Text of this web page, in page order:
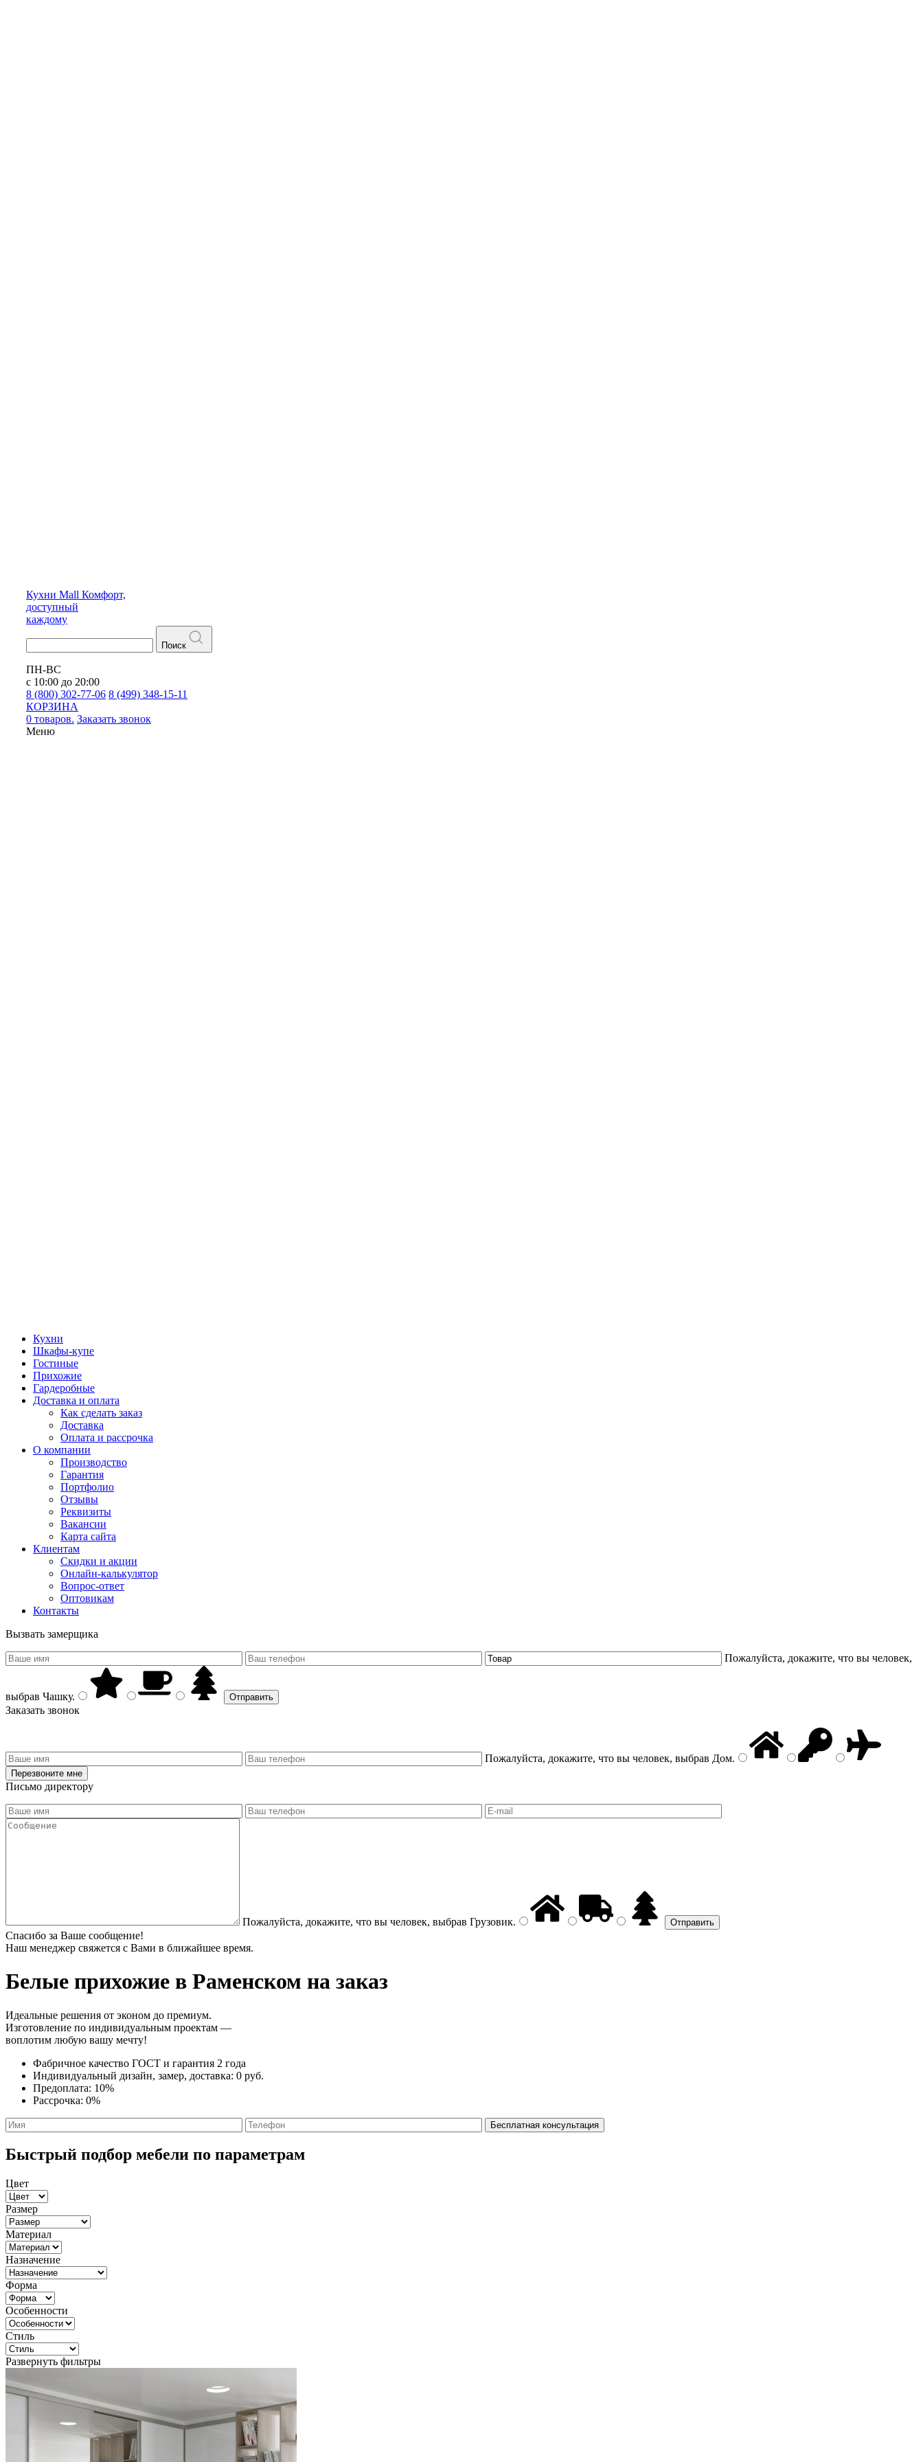
Кухни Mall Комфорт,
доступный
каждому
Поиск
ПН-ВС
с 10:00 до 20:00
8 (800) 302-77-06 8 (499) 348-15-11
КОРЗИНА
0 товаров. Заказать звонок
Меню
Кухни
Шкафы-купе
Гостиные
Прихожие
Гардеробные
Доставка и оплата
Как сделать заказ
Доставка
Оплата и рассрочка
О компании
Производство
Гарантия
Портфолио
Отзывы
Реквизиты
Вакансии
Карта сайта
Клиентам
Скидки и акции
Онлайн-калькулятор
Вопрос-ответ
Оптовикам
Контакты
Вызвать замерщика
Пожалуйста, докажите, что вы человек,
выбрав Чашку.
Заказать звонок
Пожалуйста, докажите, что вы человек, выбрав Дом.
Письмо директору
Пожалуйста, докажите, что вы человек, выбрав Грузовик.
Спасибо за Ваше сообщение!
Наш менеджер свяжется с Вами в ближайшее время.
Белые прихожие в Раменском на заказ
Идеальные решения от эконом до премиум.
Изготовление по индивидуальным проектам —
воплотим любую вашу мечту!
Фабричное качество ГОСТ и гарантия 2 года
Индивидуальный дизайн, замер, доставка: 0 руб.
Предоплата: 10%
Рассрочка: 0%
Быстрый подбор мебели по параметрам
Цвет
Размер
Материал
Назначение
Форма
Особенности
Стиль
Развернуть фильтры